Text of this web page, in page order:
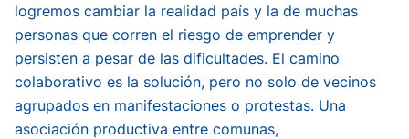
logremos cambiar la realidad país y la de muchas
personas que corren el riesgo de emprender y
persisten a pesar de las dificultades. El camino
colaborativo es la solución, pero no solo de vecinos
agrupados en manifestaciones o protestas. Una
asociación productiva entre comunas,